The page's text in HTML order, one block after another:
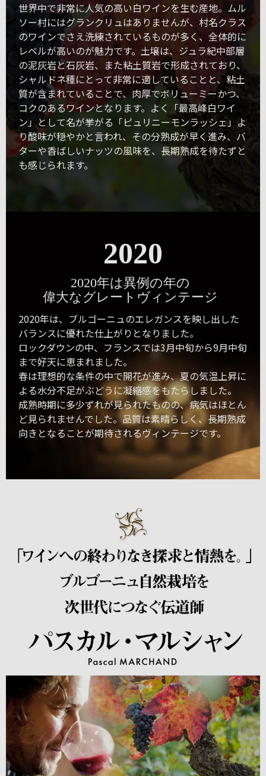
世界中で非常に人気の高い白ワインを生む産地。ムル
ソー村にはグランクリュはありませんが、村名クラス
のワインでさえ洗練されているものが多く、全体的に
レベルが高いのが魅力です。土壌は、ジュラ紀中部層
の泥灰岩と石灰岩、また粘土質岩で形成されており、
シャルドネ種にとって非常に適していることと、粘土
質が含まれていることで、肉厚でボリューミーかつ、
コクのあるワインとなります。よく「最高峰白ワイ
ン」として名が挙がる「ピュリニーモンラッシェ」よ
り酸味が穏やかと言われ、その分熟成が早く進み、バ
ターや香ばしいナッツの風味を、長期熟成を待たずと
も感じられます。
2020
2020年は異例の年の
偉大なグレートヴィンテージ
2020年は、ブルゴーニュのエレガンスを映し出した
バランスに優れた仕上がりとなりました。
ロックダウンの中、フランスでは3月中旬から9月中旬
まで好天に恵まれました。
春は理想的な条件の中で開花が進み、夏の気温上昇に
よる水分不足がぶどうに凝縮感をもたらしました。
成熟時期に多少ずれが見られたものの、病気はほとん
ど見られませんでした。品質は素晴らしく、長期熟成
向きとなることが期待されるヴィンテージです。